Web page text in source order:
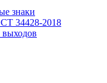
знаки
34428-2018
выходов